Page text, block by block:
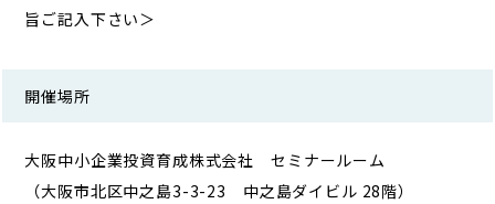
旨ご記入下さい＞
開催場所
大阪中小企業投資育成株式会社 セミナールーム
（大阪市北区中之島3-3-23 中之島ダイビル 28階）